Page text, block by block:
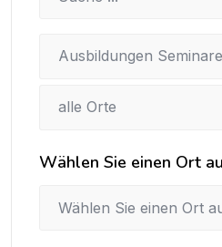
Ausbildungen Seminare
alle Orte
Wählen Sie einen Ort